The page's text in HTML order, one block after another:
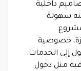
داخلية
سهولة
خصوصية
إلى الخدمات.
مثل دخول